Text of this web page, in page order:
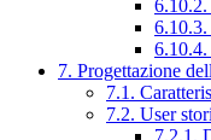
7. Progettazione
7.1.
7.2. User
7.2.1.